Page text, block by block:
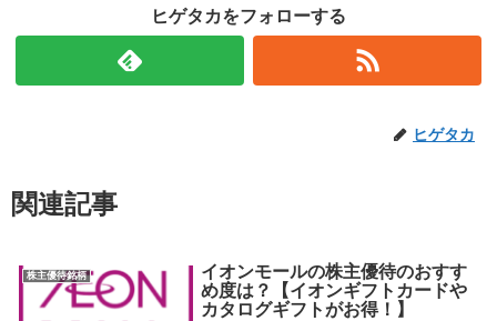
ヒゲタカをフォローする
ヒゲタカ
関連記事
株主優待銘柄
イオンモールの株主優待のおすす
め度は？【イオンギフトカードや
カタログギフトがお得！】